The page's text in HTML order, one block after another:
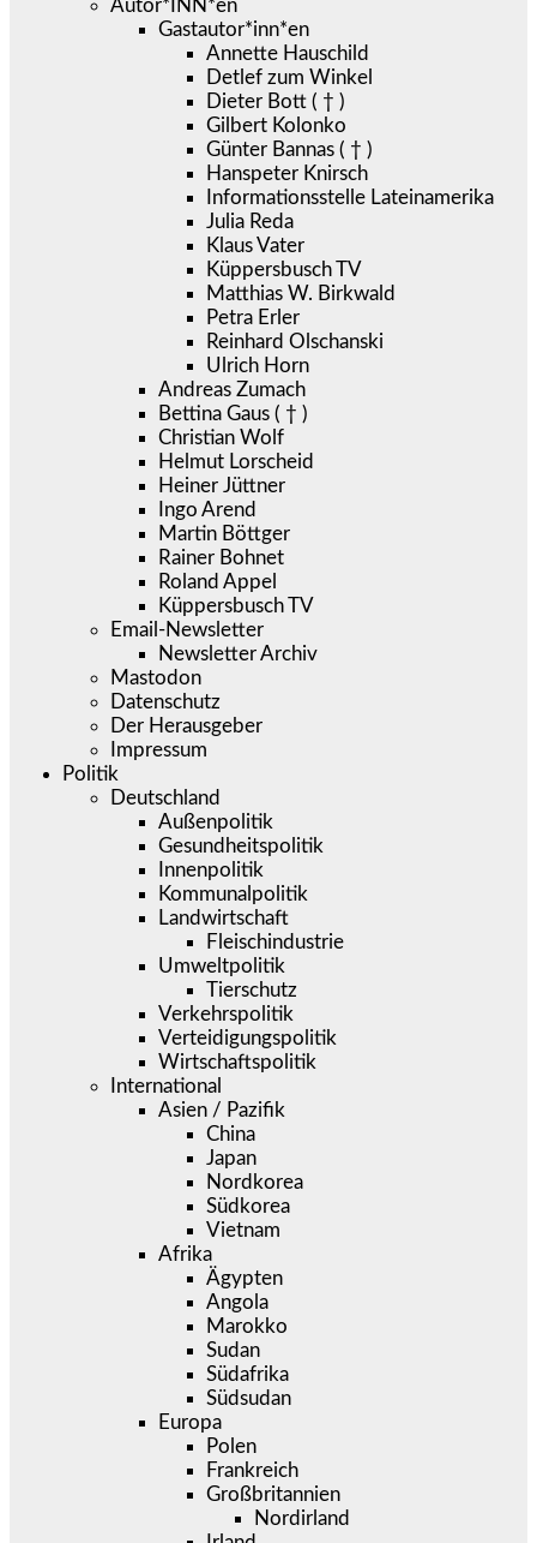
Autor*INN*en
Gastautor*inn*en
Annette Hauschild
Detlef zum Winkel
Dieter Bott ( † )
Gilbert Kolonko
Günter Bannas ( † )
Hanspeter Knirsch
Informationsstelle Lateinamerika
Julia Reda
Klaus Vater
Küppersbusch TV
Matthias W. Birkwald
Petra Erler
Reinhard Olschanski
Ulrich Horn
Andreas Zumach
Bettina Gaus ( † )
Christian Wolf
Helmut Lorscheid
Heiner Jüttner
Ingo Arend
Martin Böttger
Rainer Bohnet
Roland Appel
Küppersbusch TV
Email-Newsletter
Newsletter Archiv
Mastodon
Datenschutz
Der Herausgeber
Impressum
Politik
Deutschland
Außenpolitik
Gesundheitspolitik
Innenpolitik
Kommunalpolitik
Landwirtschaft
Fleischindustrie
Umweltpolitik
Tierschutz
Verkehrspolitik
Verteidigungspolitik
Wirtschaftspolitik
International
Asien / Pazifik
China
Japan
Nordkorea
Südkorea
Vietnam
Afrika
Ägypten
Angola
Marokko
Sudan
Südafrika
Südsudan
Europa
Polen
Frankreich
Großbritannien
Nordirland